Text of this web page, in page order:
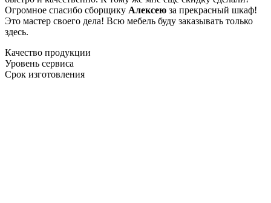
Огромное спасибо сборщику Алексею за прекрасный шкаф!
Это мастер своего дела! Всю мебель буду заказывать только
здесь.
Качество продукции
Уровень сервиса
Срок изготовления